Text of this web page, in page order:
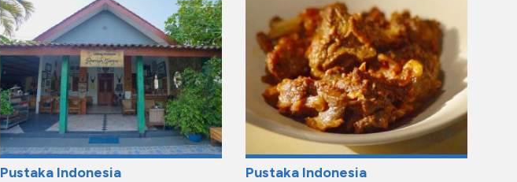
Pustaka Indonesia Pustaka Indonesia